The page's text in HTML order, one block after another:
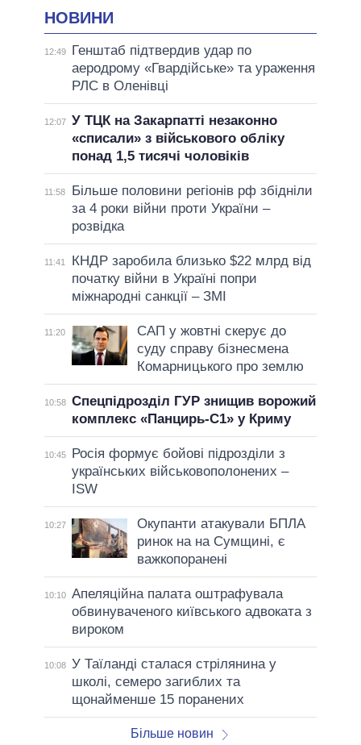
НОВИНИ
12:49
Генштаб підтвердив удар по
аеродрому «Гвардійське» та ураження
РЛС в Оленівці
12:07 У ТЦК на Закарпатті незаконно
«списали» з військового обліку
понад 1,5 тисячі чоловіків
11:58
Більше половини регіонів рф збідніли
за 4 роки війни проти України –
розвідка
11:41
КНДР заробила близько $22 млрд від
початку війни в Україні попри
міжнародні санкції – ЗМІ
11:20
САП у жовтні скерує до
суду справу бізнесмена
Комарницького про землю
10:58 Спецпідрозділ ГУР знищив ворожий
комплекс «Панцирь-С1» у Криму
10:45
Росія формує бойові підрозділи з
українських військовополонених –
ISW
10:27
Окупанти атакували БПЛА
ринок на на Сумщині, є
важкопоранені
10:10 Апеляційна палата оштрафувала
обвинуваченого київського адвоката з
вироком
10:08 У Таїланді сталася стрілянина у
школі, семеро загиблих та
щонайменше 15 поранених
Більше новин